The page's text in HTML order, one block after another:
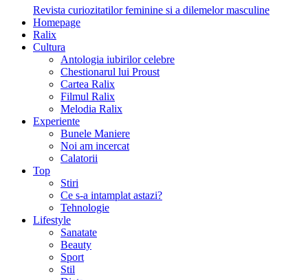
Revista curiozitatilor feminine si a dilemelor masculine
Homepage
Ralix
Cultura
Antologia iubirilor celebre
Chestionarul lui Proust
Cartea Ralix
Filmul Ralix
Melodia Ralix
Experiente
Bunele Maniere
Noi am incercat
Calatorii
Top
Stiri
Ce s-a intamplat astazi?
Tehnologie
Lifestyle
Sanatate
Beauty
Sport
Stil